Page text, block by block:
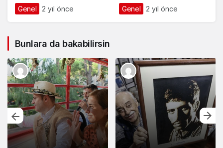
Merkezi inşaatını
Genel 2 yıl önce
açıyor
Genel 2 yıl önce
Bunlara da bakabilirsin